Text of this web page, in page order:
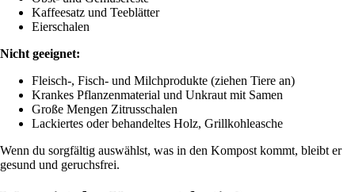
Kaffeesatz und Teeblätter
Eierschalen
Nicht geeignet:
Fleisch-, Fisch- und Milchprodukte (ziehen Tiere an)
Krankes Pflanzenmaterial und Unkraut mit Samen
Große Mengen Zitrusschalen
Lackiertes oder behandeltes Holz, Grillkohleasche
Wenn du sorgfältig auswählst, was in den Kompost kommt, bleibt er
gesund und geruchsfrei.